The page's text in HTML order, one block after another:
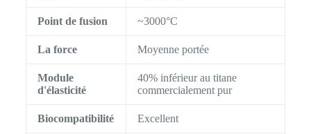
Point de fusion ~3000°C
La force Moyenne portée
Module
d'élasticité
40% inférieur au titane
commercialement pur
Biocompatibilité Excellent